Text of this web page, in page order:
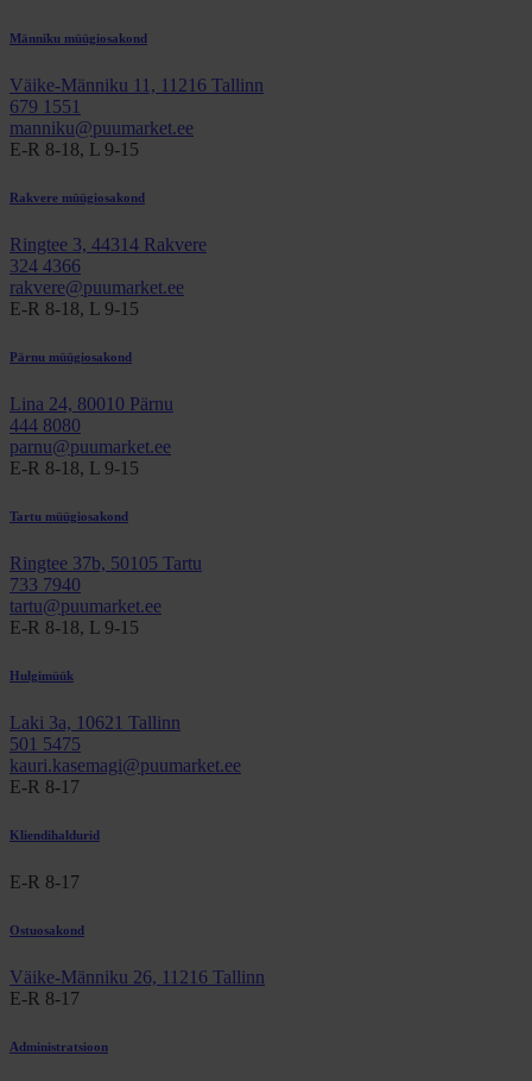
Männiku müügiosakond
Väike-Männiku 11, 11216 Tallinn
679 1551
manniku@puumarket.ee
E-R 8-18, L 9-15
Rakvere müügiosakond
Ringtee 3, 44314 Rakvere
324 4366
rakvere@puumarket.ee
E-R 8-18, L 9-15
Pärnu müügiosakond
Lina 24, 80010 Pärnu
444 8080
parnu@puumarket.ee
E-R 8-18, L 9-15
Tartu müügiosakond
Ringtee 37b, 50105 Tartu
733 7940
tartu@puumarket.ee
E-R 8-18, L 9-15
Hulgimüük
Laki 3a, 10621 Tallinn
501 5475
kauri.kasemagi@puumarket.ee
E-R 8-17
Kliendihaldurid
E-R 8-17
Ostuosakond
Väike-Männiku 26, 11216 Tallinn
E-R 8-17
Administratsioon